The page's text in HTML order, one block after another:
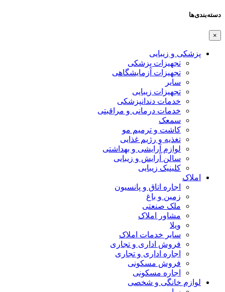
دسته‌بندی‌ها
×
پزشکی و زیبایی
تجهیزات پزشکی
تجهیزات آزمایشگاهی
سایر
تجهیزات زیبایی
خدمات دندانپزشکی
خدمات درمانی و مراقبتی
سمعک
کاشت و ترمیم مو
تغذیه و رژیم غذایی
لوازم آرایشی و بهداشتی
سالن آرایش و زیبایی
کلینیک زیبایی
املاک
اجاره اتاق و پانسیون
زمین و باغ
ملک صنعتی
مشاور املاک
ویلا
سایر خدمات املاک
فروش اداری و تجاری
اجاره اداری و تجاری
فروش مسکونی
اجاره مسکونی
لوازم خانگی و شخصی